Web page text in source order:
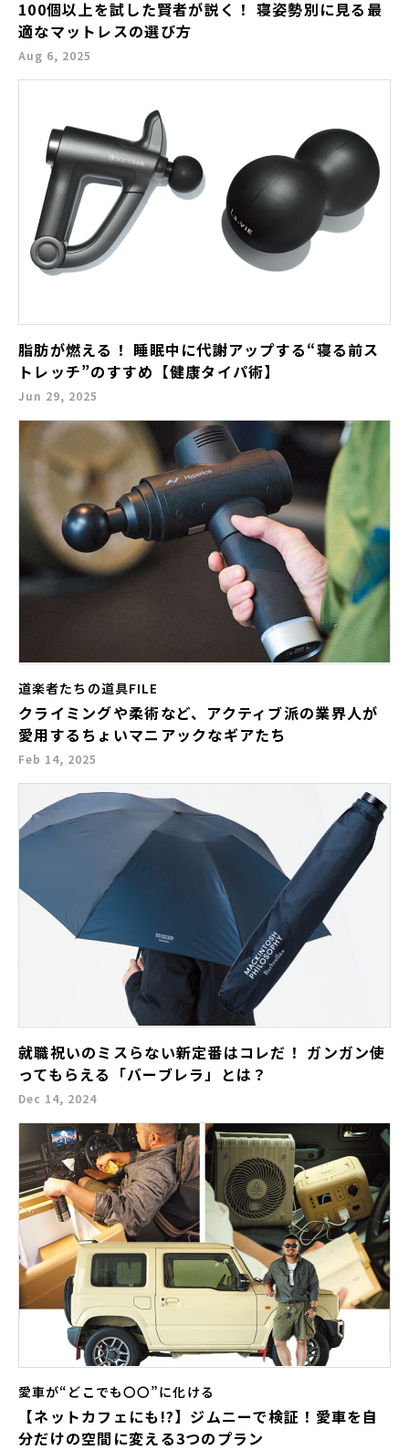
100個以上を試した賢者が説く！ 寝姿勢別に見る最
適なマットレスの選び方
Aug 6, 2025
脂肪が燃える！ 睡眠中に代謝アップする“寝る前ス
トレッチ”のすすめ【健康タイパ術】
Jun 29, 2025
道楽者たちの道具FILE
クライミングや柔術など、アクティブ派の業界人が
愛用するちょいマニアックなギアたち
Feb 14, 2025
就職祝いのミスらない新定番はコレだ！ ガンガン使
ってもらえる「バーブレラ」とは？
Dec 14, 2024
愛車が“どこでも〇〇”に化ける
【ネットカフェにも!?】ジムニーで検証！愛車を自
分だけの空間に変える3つのプラン